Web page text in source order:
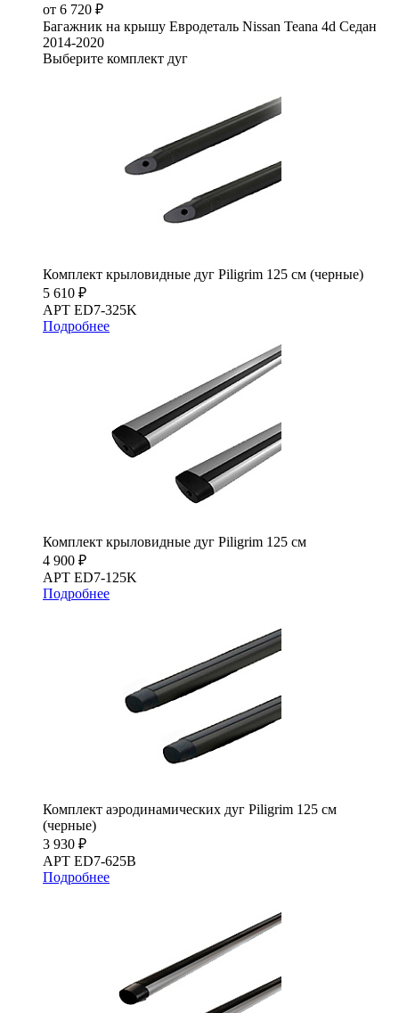
от 6 720 ₽
Багажник на крышу Евродеталь Nissan Teana 4d Седан
2014-2020
Выберите комплект дуг
Комплект крыловидные дуг Piligrim 125 см (черные)
5 610 ₽
АРТ ED7-325K
Подробнее
Комплект крыловидные дуг Piligrim 125 см
4 900 ₽
АРТ ED7-125K
Подробнее
Комплект аэродинамических дуг Piligrim 125 см
(черные)
3 930 ₽
АРТ ED7-625B
Подробнее